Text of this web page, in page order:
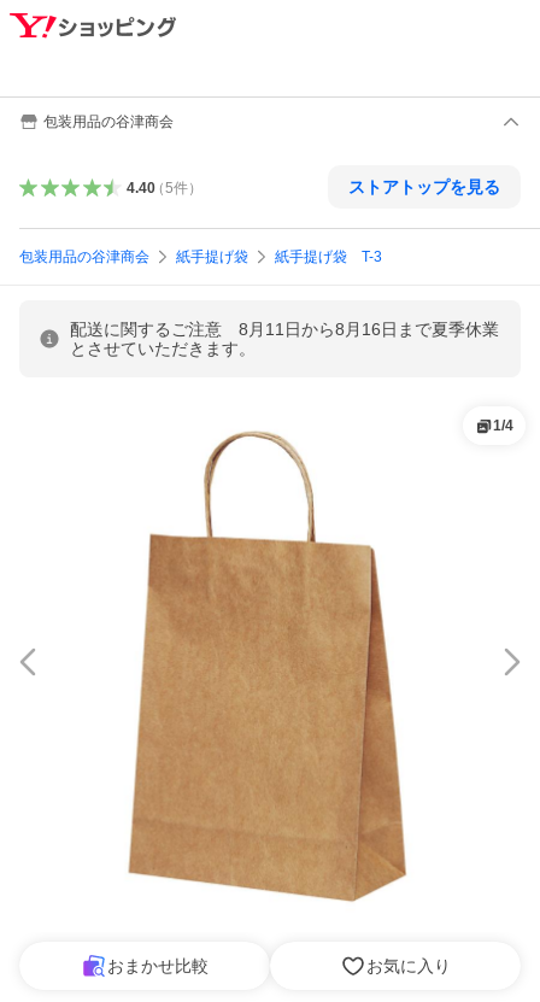
包装用品の谷津商会
4.40（5件） ストアトップを見る
包装用品の谷津商会 紙手提げ袋 紙手提げ袋 T-3
配送に関するご注意 8月11日から8月16日まで夏季休業
とさせていただきます。
1/4
おまかせ比較 お気に入り